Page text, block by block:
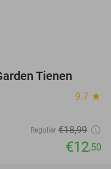
Tienen
9.7 star
Regulier €18,99
€12,50